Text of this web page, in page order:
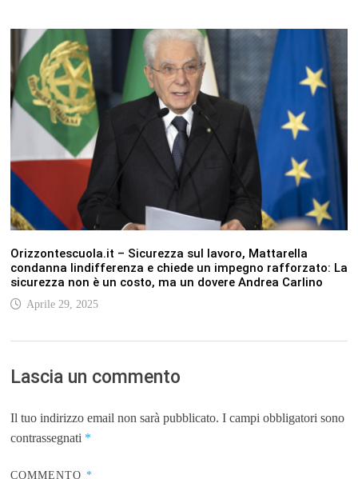
Orizzontescuola.it – Sicurezza sul lavoro, Mattarella
condanna lindifferenza e chiede un impegno rafforzato: La
sicurezza non è un costo, ma un dovere Andrea Carlino
Aprile 29, 2025
Lascia un commento
Il tuo indirizzo email non sarà pubblicato. I campi obbligatori sono
contrassegnati *
COMMENTO *